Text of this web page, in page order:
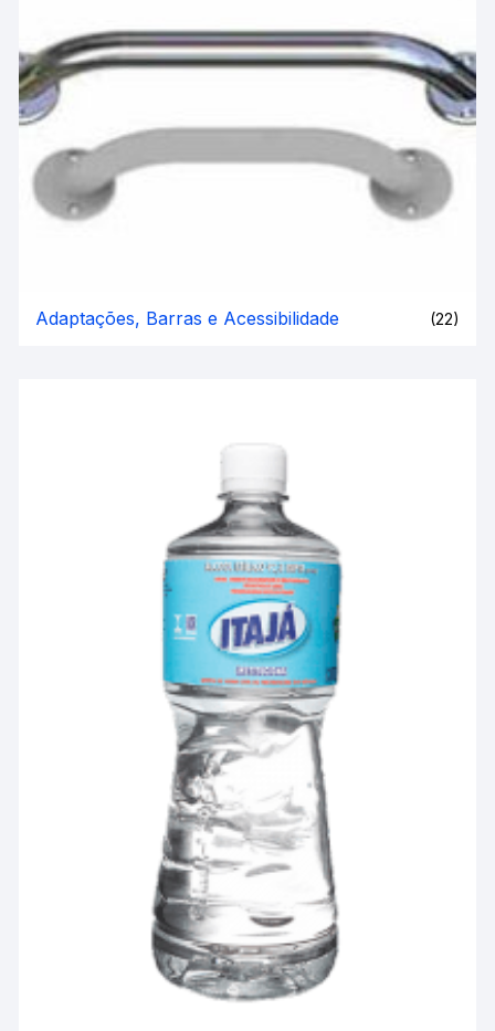
Adaptações, Barras e Acessibilidade (22)